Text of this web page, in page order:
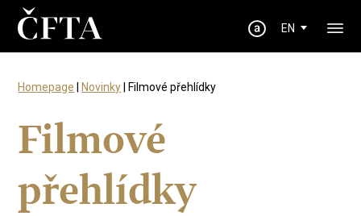
EN
Homepage Novinky | Filmové přehlídky
Filmové
přehlídky